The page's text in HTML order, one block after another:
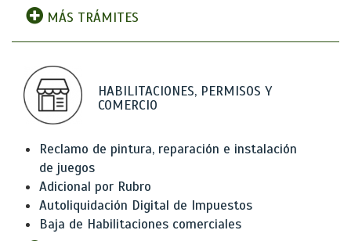
MÁS TRÁMITES
HABILITACIONES, PERMISOS Y
COMERCIO
Reclamo de pintura, reparación e instalación
de juegos
Adicional por Rubro
Autoliquidación Digital de Impuestos
Baja de Habilitaciones comerciales